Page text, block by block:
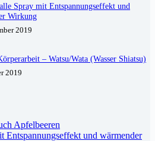
Spray mit Entspannungseffekt und
Wirkung
2019
– Watsu/Wata (Wasser Shiatsu)
2019
Apfelbeeren
Entspannungseffekt und wärmender